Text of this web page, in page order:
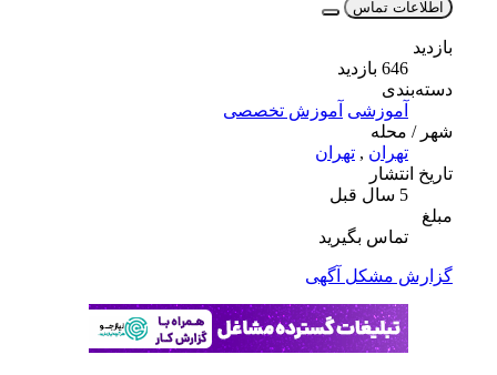
اطلاعات تماس
دسته‌بندی
آموزشی آموزش تخصصی
شهر / محله
تهران,تهران
تاریخ انتشار
تماس بگیرید
گزارش مشکل آگهی